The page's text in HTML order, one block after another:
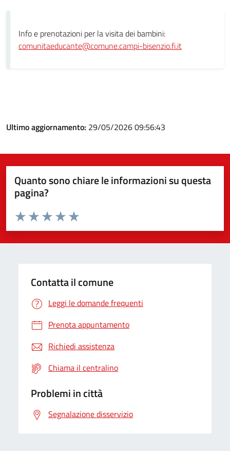
Info e prenotazioni per la visita dei bambini:
comunitaeducante@comune.campi-bisenzio.fi.it
Ultimo aggiornamento: 29/05/2026 09:56:43
Quanto sono chiare le informazioni su questa
pagina?
Valuta da 1 a 5 stelle la pagina
Valuta 5 stelle su 5
Valuta 4 stelle su 5
Valuta 3 stelle su 5
Valuta 2 stelle su 5
Valuta 1 stelle su 5
Contatta il comune
Leggi le domande frequenti
Prenota appuntamento
Richiedi assistenza
Chiama il centralino
Problemi in città
Segnalazione disservizio